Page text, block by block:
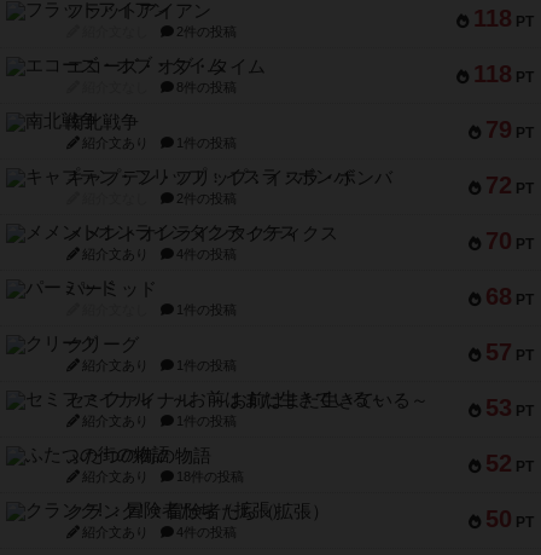
118 PT
フラットアイアン
2件の投稿
118 PT
エコーズ・オブ・タイム
8件の投稿
79 PT
南北戦争
紹介文あり 1件の投稿
72 PT
キャプテン・フリップ：イスラ・ボンバ
2件の投稿
70 PT
メメントオンラインタクティクス
紹介文あり 4件の投稿
68 PT
パーミッド
1件の投稿
57 PT
クリーグ
紹介文あり 1件の投稿
53 PT
セミファイナル ～お前はまだ生きている～
紹介文あり 1件の投稿
52 PT
ふたつの街の物語
紹介文あり 18件の投稿
50 PT
クランク! ：冒険者たち（拡張）
紹介文あり 4件の投稿